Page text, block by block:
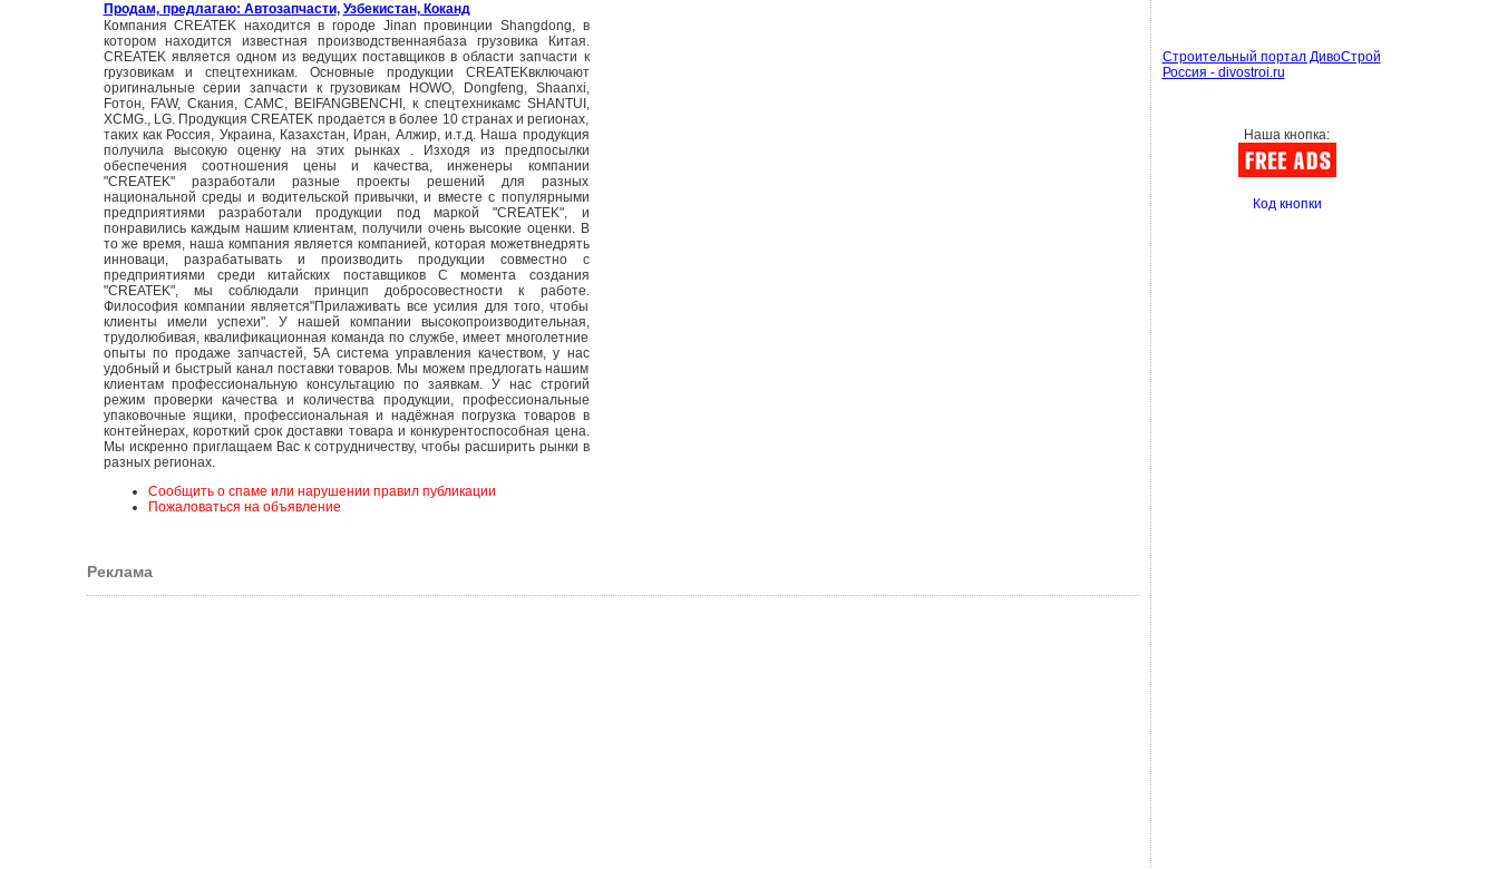
Продам, предлагаю: Автозапчасти, Узбекистан, Коканд
Компания CREATEK находится в городе Jinan провинции Shangdong, в
котором находится известная производственнаябаза грузовика Китая.
CREATEK является одном из ведущих поставщиков в области запчасти к
грузовикам и спецтехникам. Основные продукции CREATEKвключают
оригинальные серии запчасти к грузовикам HOWO, Dongfeng, Shaanxi,
Fотон, FAW, Скания, CAMC, BEIFANGBENCHI, к спецтехникамс SHANTUI,
XCMG., LG. Продукция CREATEK продается в более 10 странах и регионах,
таких как Россия, Украина, Казахстан, Иран, Алжир, и.т.д. Наша продукция
получила высокую оценку на этих рынках . Изходя из предпосылки
обеспечения соотношения цены и качества, инженеры компании
"CREATEK" разработали разные проекты решений для разных
национальной среды и водительской привычки, и вместе с популярными
предприятиями разработали продукции под маркой "CREATEK", и
понравились каждым нашим клиентам, получили очень высокие оценки. В
то же время, наша компания является компанией, которая можетвнедрять
инноваци, разрабатывать и производить продукции совместно с
предприятиями среди китайских поставщиков С момента создания
"CREATEK", мы соблюдали принцип добросовестности к работе.
Философия компании является"Прилаживать все усилия для того, чтобы
клиенты имели успехи". У нашей компании высокопроизводительная,
трудолюбивая, квалификационная команда по службе, имеет многолетние
опыты по продаже запчастей, 5А система управления качеством, у нас
удобный и быстрый канал поставки товаров. Мы можем предлогать нашим
клиентам профессиональную консультацию по заявкам. У нас строгий
режим проверки качества и количества продукции, профессиональные
упаковочные ящики, профессиональная и надёжная погрузка товаров в
контейнерах, короткий срок доставки товара и конкурентоспособная цена.
Мы искренно приглащаем Вас к сотрудничеству, чтобы расширить рынки в
разных регионах.
Сообщить о спаме или нарушении правил публикации
Пожаловаться на объявление
Реклама
Строительный портал ДивоСтрой
Россия - divostroi.ru
Наша кнопка:
Код кнопки